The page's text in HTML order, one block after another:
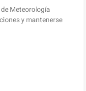
Meteorología
y mantenerse